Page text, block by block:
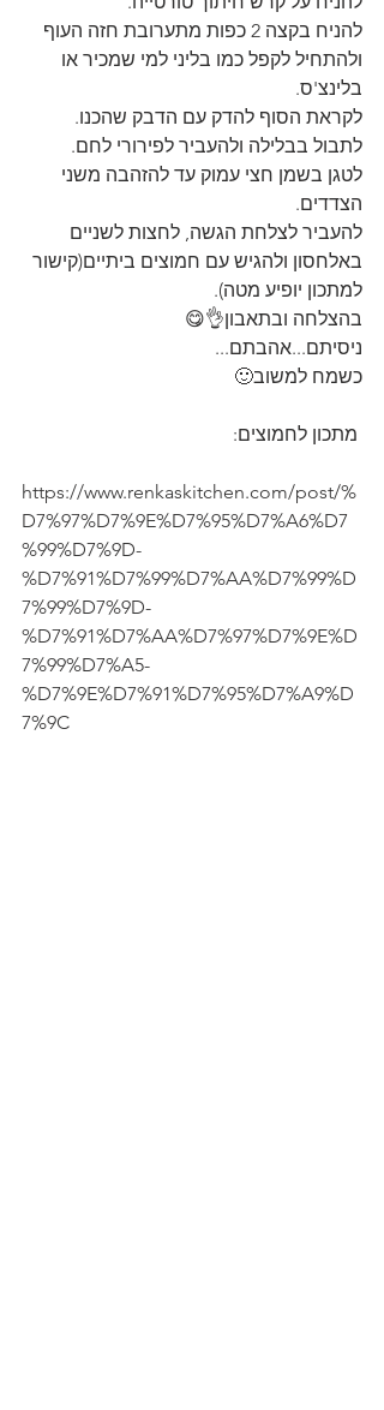
להניח בקצה 2 כפות מתערובת חזה העוף
ולהתחיל לקפל כמו בליני למי שמכיר או
בלינצ'ס.
לקראת הסוף להדק עם הדבק שהכנו.
לתבול בבלילה ולהעביר לפירורי לחם.
לטגן בשמן חצי עמוק עד להזהבה משני
הצדדים.
להעביר לצלחת הגשה, לחצות לשניים
באלחסון ולהגיש עם חמוצים ביתיים(קישור
למתכון יופיע מטה).
בהצלחה ובתאבון👌😋
ניסיתם...אהבתם...
כשמח למשוב🙂
https://www.renkaskitchen.com/post/%
D7%97%D7%9E%D7%95%D7%A6%D7
%99%D7%9D-
%D7%91%D7%99%D7%AA%D7%99%D
7%99%D7%9D-
%D7%91%D7%AA%D7%97%D7%9E%D
7%99%D7%A5-
%D7%9E%D7%91%D7%95%D7%A9%D
7%9C